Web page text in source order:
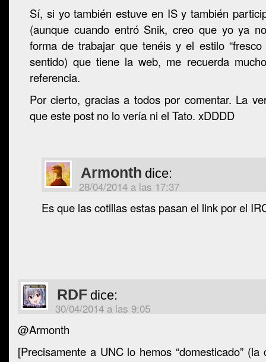
Sí, si yo también estuve en IS y también
(aunque cuando entró Snik, creo que yo ya
forma de trabajar que tenéis y el estilo
sentido) que tiene la web, me recuerda
referencia.
Por cierto, gracias a todos por comentar. La
que este post no lo vería ni el Tato. xDDDD
Armonth dice:
28/04/2014 a las 17:37
Es que las cotillas estas pasan el link por el
RDF dice:
30/04/2014 a las 9:05
@Armonth
[Precisamente a UNC lo hemos “domesticado”